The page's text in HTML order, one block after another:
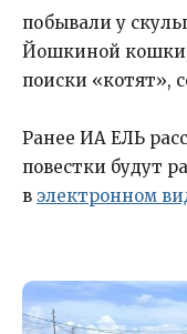
побывали у
Йошкиной кошки,
поиски «котят»,
Ранее ИА ЕЛЬ
повестки будут
в электронном